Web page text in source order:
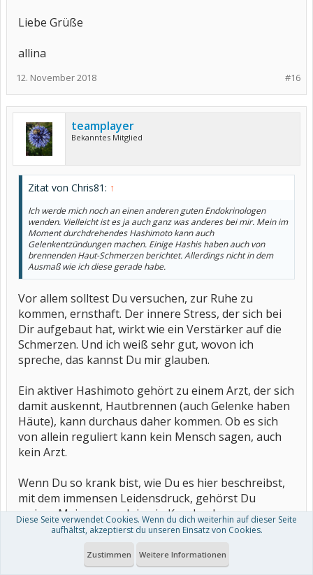
Liebe Grüße
allina
#16
12. November 2018
teamplayer
Bekanntes Mitglied
Zitat von Chris81: ↑
Ich werde mich noch an einen anderen guten Endokrinologen
wenden. Vielleicht ist es ja auch ganz was anderes bei mir. Mein im
Moment durchdrehendes Hashimoto kann auch
Gelenkentzündungen machen. Einige Hashis haben auch von
brennenden Haut-Schmerzen berichtet. Allerdings nicht in dem
Ausmaß wie ich diese gerade habe.
Vor allem solltest Du versuchen, zur Ruhe zu
kommen, ernsthaft. Der innere Stress, der sich bei
Dir aufgebaut hat, wirkt wie ein Verstärker auf die
Schmerzen. Und ich weiß sehr gut, wovon ich
spreche, das kannst Du mir glauben.
Ein aktiver Hashimoto gehört zu einem Arzt, der sich
damit auskennt, Hautbrennen (auch Gelenke haben
Häute), kann durchaus daher kommen. Ob es sich
von allein reguliert kann kein Mensch sagen, auch
kein Arzt.
Wenn Du so krank bist, wie Du es hier beschreibst,
mit dem immensen Leidensdruck, gehörst Du
meiner Meinung nach in ein Krankenhaus.
12. November 2018
Diese Seite verwendet Cookies. Wenn du dich weiterhin auf dieser Seite
aufhältst, akzeptierst du unseren Einsatz von Cookies.
Zustimmen Weitere Informationen